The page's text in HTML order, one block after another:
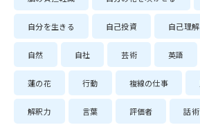
自分を生きる 自己投資 自己理解
自然 自社 芸術 英語
蓮の花 行動 複線の仕事
解釈力 言葉 評価者 話術